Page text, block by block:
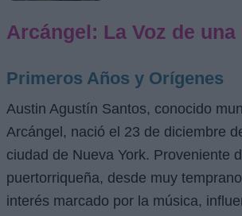
Arcángel: La Voz de
Primeros Años y Orígenes
Austin Agustín Santos, conocido
Arcángel, nació el 23 de diciembre
ciudad de Nueva York. Proveniente
puertorriqueña, desde muy
interés marcado por la música,